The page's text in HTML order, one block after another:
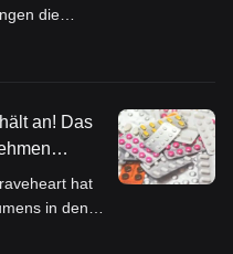
deutlich,
und -
die
an! Das
US-
dem
hat
in den